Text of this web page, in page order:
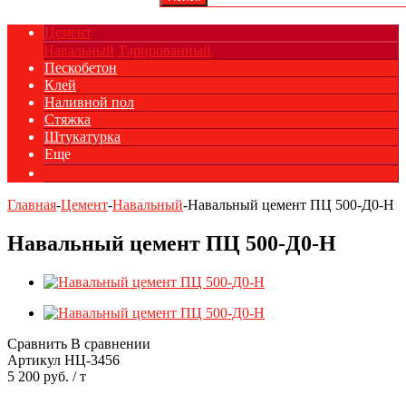
Цемент
Навальный Тарированный
Пескобетон
Клей
Наливной пол
Стяжка
Штукатурка
Еще
Главная-Цемент-Навальный-Навальный цемент ПЦ 500-Д0-Н
Навальный цемент ПЦ 500-Д0-Н
Сравнить В сравнении
Артикул НЦ-3456
5 200 руб. / т